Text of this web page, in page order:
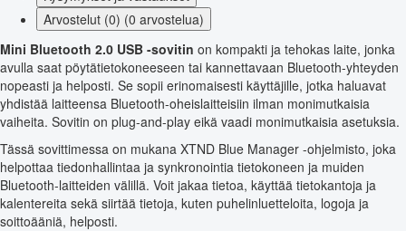
Arvostelut (0) (0 arvostelua)
Mini Bluetooth 2.0 USB -sovitin on kompakti ja tehokas laite, jonka
avulla saat pöytätietokoneeseen tai kannettavaan Bluetooth-yhteyden
nopeasti ja helposti. Se sopii erinomaisesti käyttäjille, jotka haluavat
yhdistää laitteensa Bluetooth-oheislaitteisiin ilman monimutkaisia
vaiheita. Sovitin on plug-and-play eikä vaadi monimutkaisia asetuksia.
Tässä sovittimessa on mukana XTND Blue Manager -ohjelmisto, joka
helpottaa tiedonhallintaa ja synkronointia tietokoneen ja muiden
Bluetooth-laitteiden välillä. Voit jakaa tietoa, käyttää tietokantoja ja
kalentereita sekä siirtää tietoja, kuten puhelinluetteloita, logoja ja
soittoääniä, helposti.